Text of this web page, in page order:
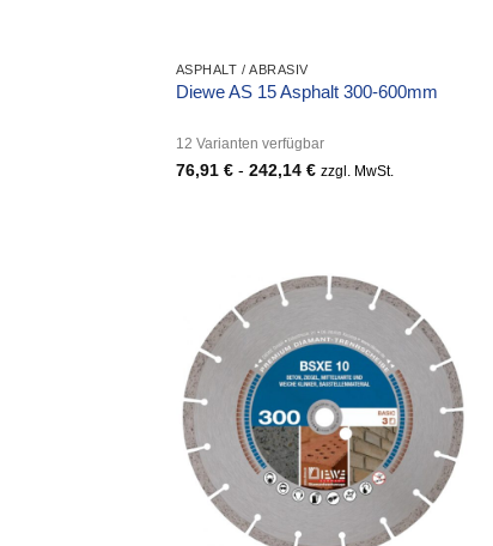
ASPHALT / ABRASIV
Diewe AS 15 Asphalt 300-600mm
12 Varianten verfügbar
76,91 €- 242,14 € zzgl. MwSt.